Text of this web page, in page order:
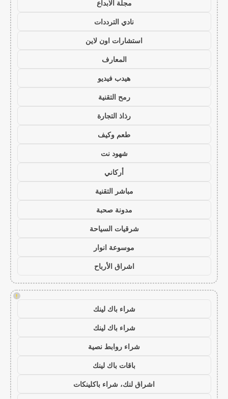
مجلة الابداع
نادي الترددات
استشارات اون لاين
المعارف
هيدب فيديو
رمح التقنية
رذاذ التجارة
طعم وكيف
شهود نت
أركاني
مباشر التقنية
مدونة صحبة
شرقيات السياحة
موسوعة انوار
اشراق الأرباح
!
شراء باك لينك
شراء باك لينك
شراء روابط نصية
باقات باك لينك
اشراق لنك، شراء باكلينكات